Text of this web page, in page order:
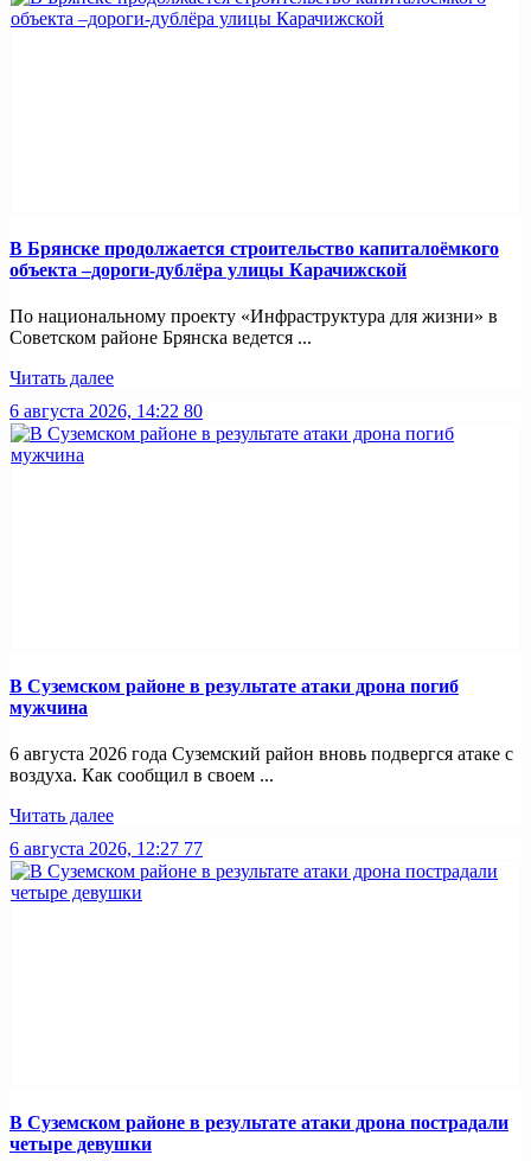
В Брянске продолжается строительство капиталоёмкого
объекта –дороги-дублёра улицы Карачижской
По национальному проекту «Инфраструктура для жизни» в
Советском районе Брянска ведется ...
Читать далее
6 августа 2026, 14:22 80
В Суземском районе в результате атаки дрона погиб
мужчина
6 августа 2026 года Суземский район вновь подвергся атаке с
воздуха. Как сообщил в своем ...
Читать далее
6 августа 2026, 12:27 77
В Суземском районе в результате атаки дрона пострадали
четыре девушки